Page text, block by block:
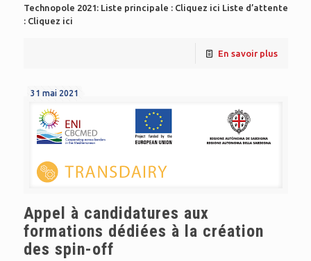
Technopole 2021: Liste principale : Cliquez ici Liste d’attente
: Cliquez ici
En savoir plus
31 mai 2021
Appel à candidatures aux
formations dédiées à la création
des spin-off